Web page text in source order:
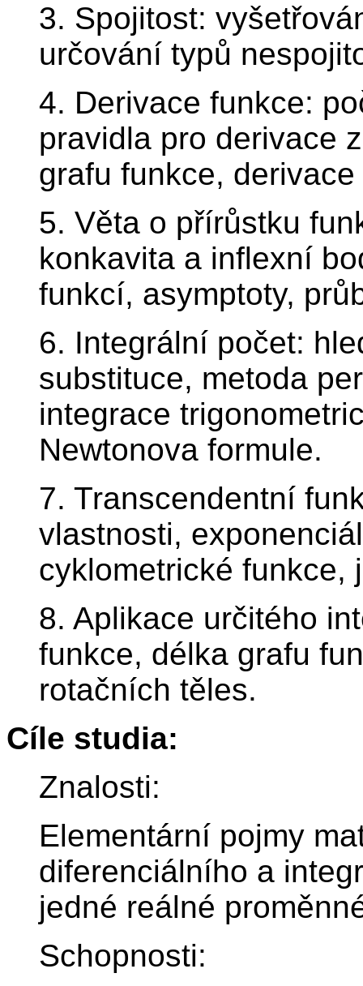
3. Spojitost:
určování typů
4. Derivace funkce:
pravidla pro derivace
grafu funkce,
5. Věta o přírůstku
konkavita a inflexní
funkcí, asymptoty,
6. Integrální počet:
substituce, metoda
integrace
Newtonova formule.
7. Transcendentní
vlastnosti,
cyklometrické funkce,
8. Aplikace určitého
funkce, délka grafu
rotačních těles.
Cíle studia:
Znalosti:
Elementární pojmy
diferenciálního a
jedné reálné
Schopnosti: